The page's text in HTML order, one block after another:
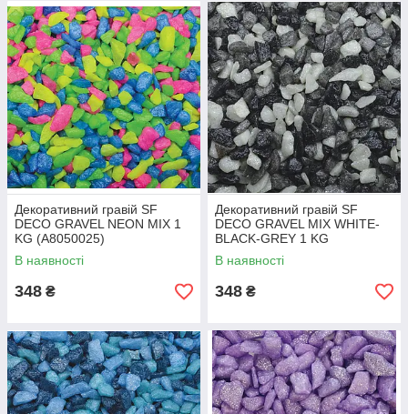
Декоративний гравій SF
DECO GRAVEL NEON MIX 1
KG (A8050025)
В наявності
348 ₴
Декоративний гравій SF
DECO GRAVEL MIX WHITE-
BLACK-GREY 1 KG
(A8050040)
В наявності
348 ₴